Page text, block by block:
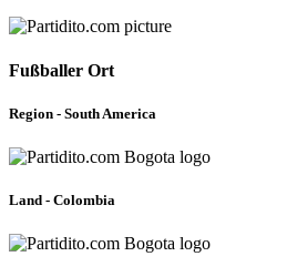
Fußballer Ort
Region - South America
Land - Colombia